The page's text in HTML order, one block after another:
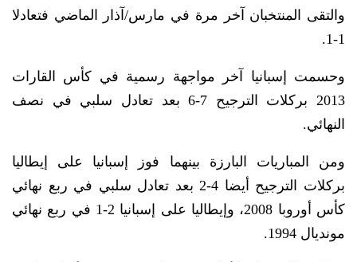
والتقى المنتخبان آخر مرة في مارس/آذار الماضي فتعادلا
1-1.
وحسمت إسبانيا آخر مواجهة رسمية في كأس القارات
2013 بركلات الترجيح 7-6 بعد تعادل سلبي في نصف
النهائي.
ومن المباريات البارزة بينهما فوز إسبانيا على إيطاليا
بركلات الترجيح أيضا 4-2 بعد تعادل سلبي في ربع نهائي
كأس أوروبا 2008، وإيطاليا على إسبانيا 2-1 في ربع نهائي
مونديال 1994.